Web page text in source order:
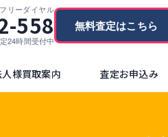
リーダイヤル
558
24時間受付中
無料査定はこちら
様買取案内 査定お申込み